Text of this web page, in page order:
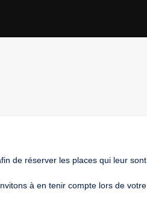
de réserver les places qui leur sont
à en tenir compte lors de votre